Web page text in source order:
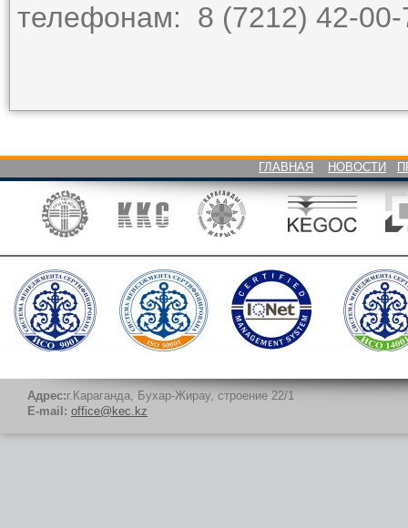
телефонам: 8 (7212) 42-00-
ГЛАВНАЯ НОВОСТИ
Адрес:г.Караганда, Бухар-Жирау, строение 22/1
E-mail: office@kec.kz